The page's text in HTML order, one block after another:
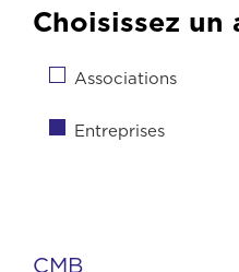
Choisissez un
Associations
Entreprises
CMB